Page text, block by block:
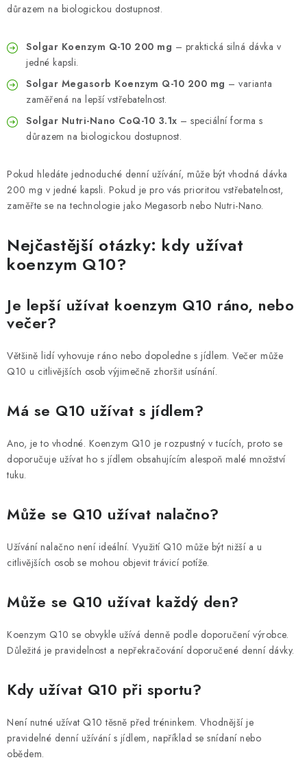
důrazem na biologickou dostupnost.
Solgar Koenzym Q-10 200 mg – praktická silná dávka v
jedné kapsli.
Solgar Megasorb Koenzym Q-10 200 mg – varianta
zaměřená na lepší vstřebatelnost.
Solgar Nutri-Nano CoQ-10 3.1x – speciální forma s
důrazem na biologickou dostupnost.
Pokud hledáte jednoduché denní užívání, může být vhodná dávka
200 mg v jedné kapsli. Pokud je pro vás prioritou vstřebatelnost,
zaměřte se na technologie jako Megasorb nebo Nutri-Nano.
Nejčastější otázky: kdy užívat
koenzym Q10?
Je lepší užívat koenzym Q10 ráno, nebo
večer?
Většině lidí vyhovuje ráno nebo dopoledne s jídlem. Večer může
Q10 u citlivějších osob výjimečně zhoršit usínání.
Má se Q10 užívat s jídlem?
Ano, je to vhodné. Koenzym Q10 je rozpustný v tucích, proto se
doporučuje užívat ho s jídlem obsahujícím alespoň malé množství
tuku.
Může se Q10 užívat nalačno?
Užívání nalačno není ideální. Využití Q10 může být nižší a u
citlivějších osob se mohou objevit trávicí potíže.
Může se Q10 užívat každý den?
Koenzym Q10 se obvykle užívá denně podle doporučení výrobce.
Důležitá je pravidelnost a nepřekračování doporučené denní dávky.
Kdy užívat Q10 při sportu?
Není nutné užívat Q10 těsně před tréninkem. Vhodnější je
pravidelné denní užívání s jídlem, například se snídaní nebo
obědem.